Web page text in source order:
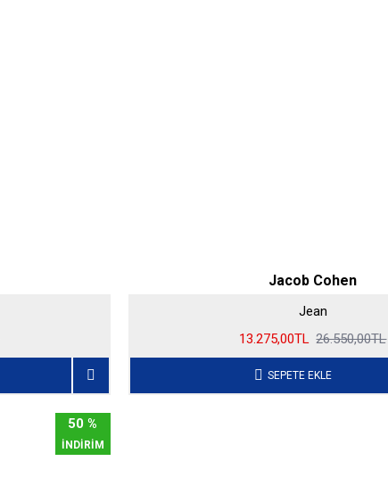
Jacob Cohen
Jean
13.275,00TL 26.550,00TL
SEPETE EKLE
İNDİRİM
50 %